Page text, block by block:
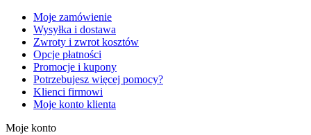
Moje zamówienie
Wysyłka i dostawa
Zwroty i zwrot kosztów
Opcje płatności
Promocje i kupony
Potrzebujesz więcej pomocy?
Klienci firmowi
Moje konto klienta
Moje konto